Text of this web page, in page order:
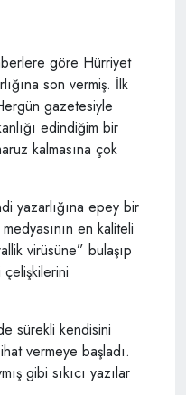
göre Hürriyet
son vermiş. İlk
gazetesiyle
edindiğim bir
kalmasına çok
yazarlığına epey bir
en kaliteli
virüsüne” bulaşıp
sürekli kendisini
vermeye başladı.
gibi sıkıcı yazılar